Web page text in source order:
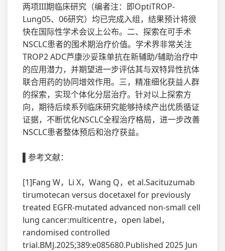
两项III期临床研究（编者注：即OptiTROP-
Lung05、06研究）均已完成入组，结果预计将很
快在国际性学术会议上公布。二、探索在可手术
NSCLC患者的围术期治疗价值。学术界非常关注
TROP2 ADC芦康沙妥珠单抗在新辅助/辅助治疗中
的应用潜力，并期望进一步评估其与双特异性抗体
联合用药的协同增效作用。三，精准细化获益人群
的探索，实现个体化分层治疗。针对以上探索方
向，期待后续系列临床研究能够持续产出优质循证
证据，不断优化NSCLC全程治疗格局，进一步改善
NSCLC患者整体预后和治疗获益。
▌参考文献：
[1]Fang W，Li X，Wang Q，et al.Sacituzumab
tirumotecan versus docetaxel for previously
treated EGFR-mutated advanced non-small cell
lung cancer:multicentre，open label，
randomised controlled
trial.BMJ.2025;389:e085680.Published 2025 Jun